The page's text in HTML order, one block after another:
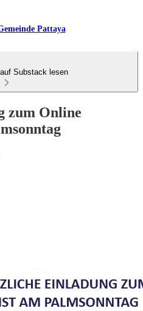
Pattaya
Substack lesen
zum Online